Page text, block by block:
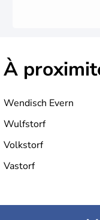
À
Wendisch Evern
Wulfstorf
Volkstorf
Vastorf